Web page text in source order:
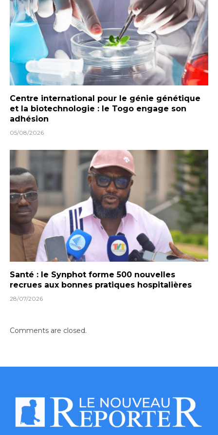
Centre international pour le génie génétique
et la biotechnologie : le Togo engage son
adhésion
05/08/2026
Santé : le Synphot forme 500 nouvelles
recrues aux bonnes pratiques hospitalières
28/07/2026
Comments are closed.